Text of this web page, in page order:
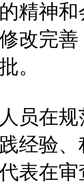
精神
改完
。
在规
经验
表在